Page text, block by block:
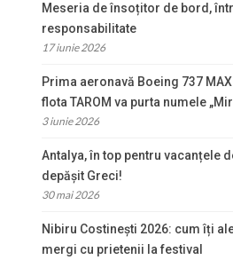
Meseria de însoțitor de bord,
responsabilitate
17 iunie 2026
Prima aeronavă Boeing 737
flota TAROM va purta numele
3 iunie 2026
Antalya, în top pentru vacanțele
depășit Greci!
30 mai 2026
Nibiru Costinești 2026: cum îți
mergi cu prietenii la festival